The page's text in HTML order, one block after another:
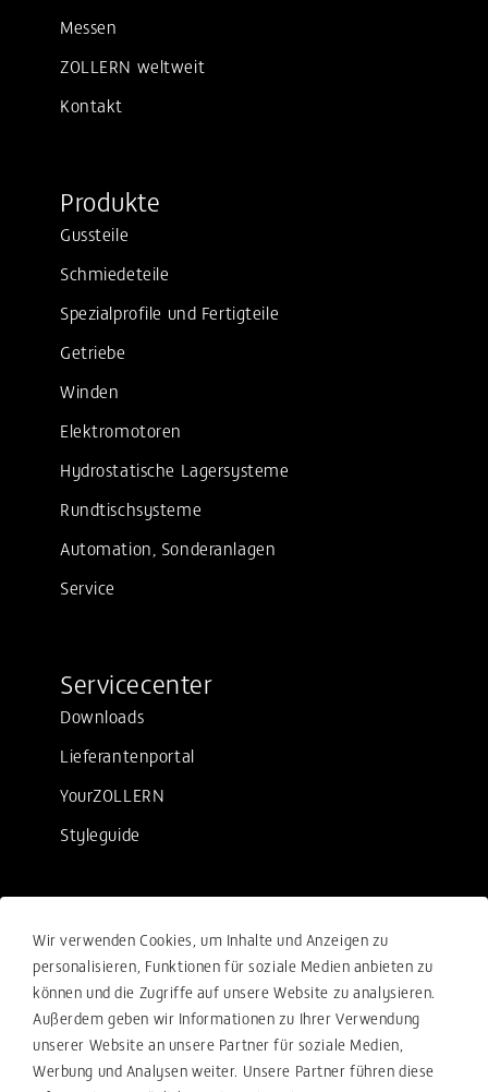
Messen
ZOLLERN weltweit
Kontakt
Produkte
Gussteile
Schmiedeteile
Spezialprofile und Fertigteile
Getriebe
Winden
Elektromotoren
Hydrostatische Lagersysteme
Rundtischsysteme
Automation, Sonderanlagen
Service
Servicecenter
Downloads
Lieferantenportal
YourZOLLERN
Styleguide
Rechtliches
Verkaufsbedingungen
Einkaufsbedingungen
Compliance
Ihre Beschwerde-Meldung
Wir verwenden Cookies, um Inhalte und Anzeigen zu
personalisieren, Funktionen für soziale Medien anbieten zu
können und die Zugriffe auf unsere Website zu analysieren.
Außerdem geben wir Informationen zu Ihrer Verwendung
unserer Website an unsere Partner für soziale Medien,
Werbung und Analysen weiter. Unsere Partner führen diese